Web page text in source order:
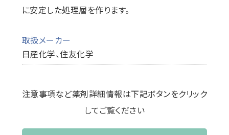
に安定した処理層を作ります。
取扱メーカー
日産化学、住友化学
注意事項など薬剤詳細情報は下記ボタンをクリック
してご覧ください